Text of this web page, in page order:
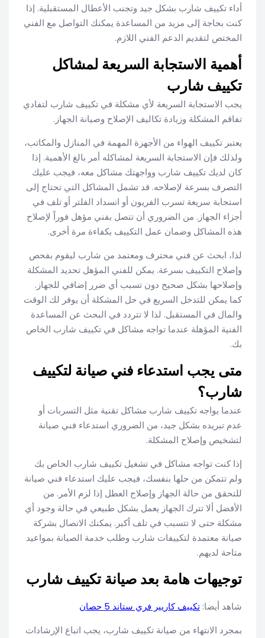
أداء تكييف شارب بشكل جيد وتجنب الأعطال المستقبلية. إذا
كنت بحاجة إلى مزيد من المساعدة يمكنك التواصل مع الفني
المختص لتقديم الدعم الفني اللازم.
أهمية الاستجابة السريعة لمشاكل
تكييف شارب
يجب الاستجابة السريعة لأي مشكلة في تكييف شارب لتفادي
تفاقم المشكلة وزيادة تكاليف الإصلاح وصيانة الجهاز.
يعتبر تكييف الهواء من الأجهزة المهمة في المنازل والمكاتب،
ولذلك فإن الاستجابة السريعة لمشاكله أمر بالغ الأهمية. إذا
كان لديك تكييف شارب وواجهتك مشاكل معه، فيجب عليك
التصرف بسرعة لإصلاحه. قد تشمل المشاكل التي تحتاج إلى
استجابة سريعة تسرب الفريون أو انسداد الفلتر أو تلف في
أجزاء الجهاز. من الضروري أن تتصل بفني مؤهل فوراً لإصلاح
هذه المشاكل وضمان عمل التكييف بكفاءة مرة أخرى.
لذا، ابحث عن فني محترف ومعتمد من شارب ليقوم بفحص
وإصلاح التكييف بسرعة. يمكن للفني المؤهل تحديد المشكلة
وإصلاحها بشكل صحيح دون تسبب أي ضرر إضافي للجهاز.
كما يمكن للتدخل السريع في حل المشكلة أن يوفر لك الوقت
والمال في المستقبل. لذا لا تتردد في البحث عن المساعدة
الفنية المؤهلة عندما تواجه مشاكل في تكييف شارب الخاص
بك.
متى يجب استدعاء فني صيانة لتكييف
شارب؟
عندما يواجه تكييف شارب مشاكل تقنية مثل التسربات أو
عدم تبريده بشكل جيد، من الضروري استدعاء فني صيانة
لتشخيص وإصلاح المشكلة.
إذا كنت تواجه مشاكل في تشغيل تكييف شارب الخاص بك
ولم تتمكن من حلها بنفسك، فيجب عليك استدعاء فني صيانة
للتحقق من حالة الجهاز وإصلاح العطل إذا لزم الأمر. من
الأفضل ألا تترك الجهاز يعمل بشكل طبيعي في حالة وجود أي
مشكلة حتى لا تتسبب في تلف أكبر. يمكنك الاتصال بشركة
صيانة معتمدة لتكييفات شارب وطلب خدمة الصيانة بمواعيد
متاحة لديهم.
توجيهات هامة بعد صيانة تكييف شارب
شاهد أيضا: تكييف كاريير فري ستاند 5 حصان
بمجرد الانتهاء من صيانة تكييف شارب، يجب اتباع الإرشادات